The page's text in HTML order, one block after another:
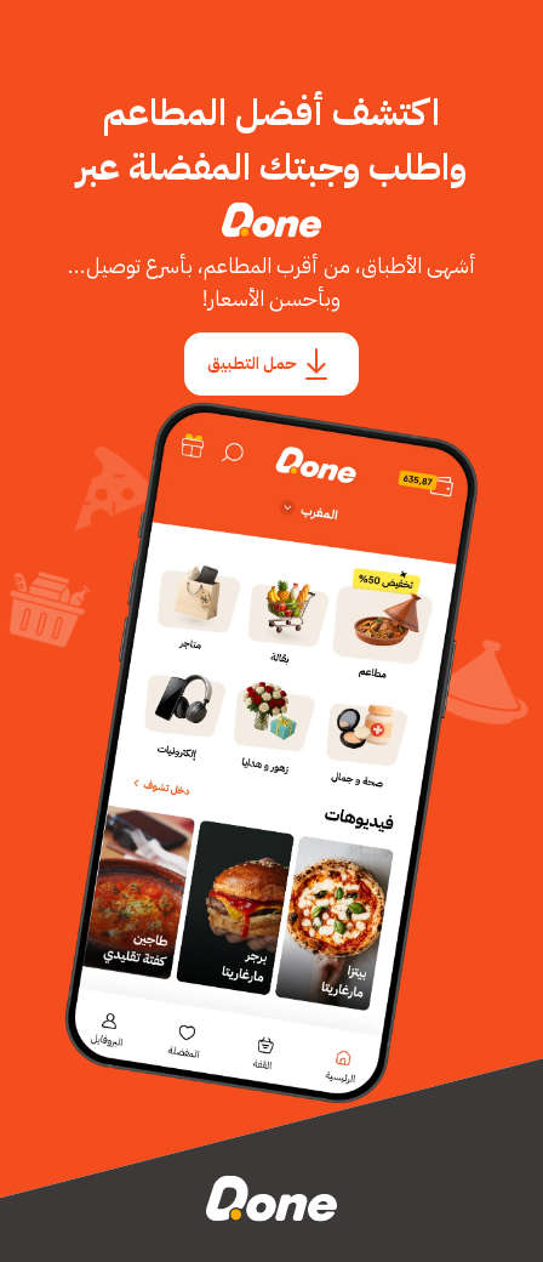
اكتشف أفضل المطاعم
واطلب وجبتك المفضلة عبر
أشهى الأطباق، من أقرب المطاعم، بأسرع توصيل...
وبأحسن الأسعار!
حمل التطبيق